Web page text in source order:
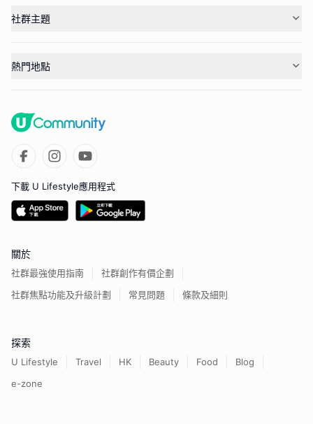
社群主題
熱門地點
下載 U Lifestyle應用程式
關於
社群最強使用指南
社群創作有價企劃
社群焦點功能及升級計劃
常見問題 條款及細則
探索
U Lifestyle Travel HK Beauty Food
Blog
e-zone